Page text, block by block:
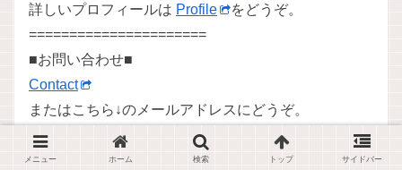
詳しいプロフィールは Profile
をどうぞ。
======================
■お問い合わせ■
Contact
またはこちら↓のメールアドレスにどうぞ。
mail●bluebird-story.com
※ ●を＠に変えてください。
メニュー ホーム 検索 トップ サイドバー